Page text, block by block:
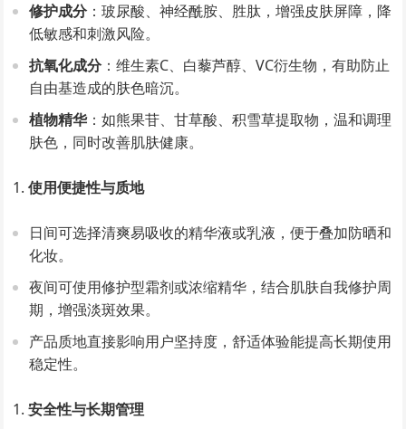
修护成分：玻尿酸、神经酰胺、胜肽，增强皮肤屏障，降
低敏感和刺激风险。
抗氧化成分：维生素C、白藜芦醇、VC衍生物，有助防止
自由基造成的肤色暗沉。
植物精华：如熊果苷、甘草酸、积雪草提取物，温和调理
肤色，同时改善肌肤健康。
使用便捷性与质地
日间可选择清爽易吸收的精华液或乳液，便于叠加防晒和
化妆。
夜间可使用修护型霜剂或浓缩精华，结合肌肤自我修护周
期，增强淡斑效果。
产品质地直接影响用户坚持度，舒适体验能提高长期使用
稳定性。
安全性与长期管理